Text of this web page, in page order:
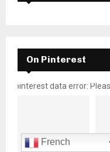
On Pinterest
pinterest data error:
French